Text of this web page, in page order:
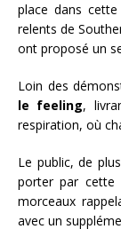
place dans
relents de
ont proposé un
Loin des
le feeling,
respiration, où
Le public, de
porter par cette
morceaux
avec un